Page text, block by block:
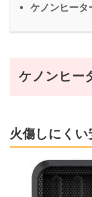
ケノンヒータ
ケノンヒー
火傷しにくい